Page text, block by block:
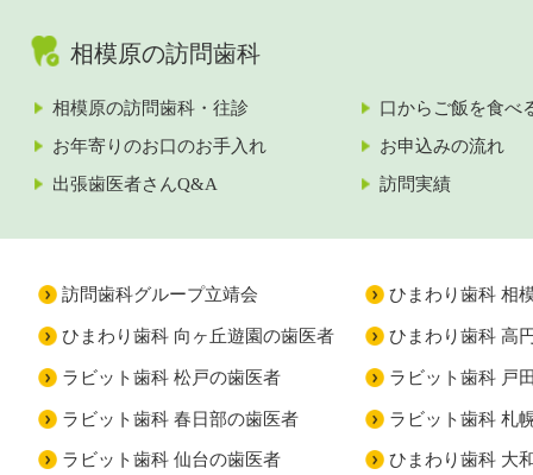
相模原の訪問歯科
相模原の訪問歯科・往診
口からご飯を食べ
お年寄りのお口のお手入れ
お申込みの流れ
出張歯医者さんQ&A
訪問実績
訪問歯科グループ立靖会 ひまわり歯科 相
ひまわり歯科 向ヶ丘遊園の歯医者 ひまわり歯科 高
ラビット歯科 松戸の歯医者 ラビット歯科 戸
ラビット歯科 春日部の歯医者 ラビット歯科 札
ラビット歯科 仙台の歯医者 ひまわり歯科 大